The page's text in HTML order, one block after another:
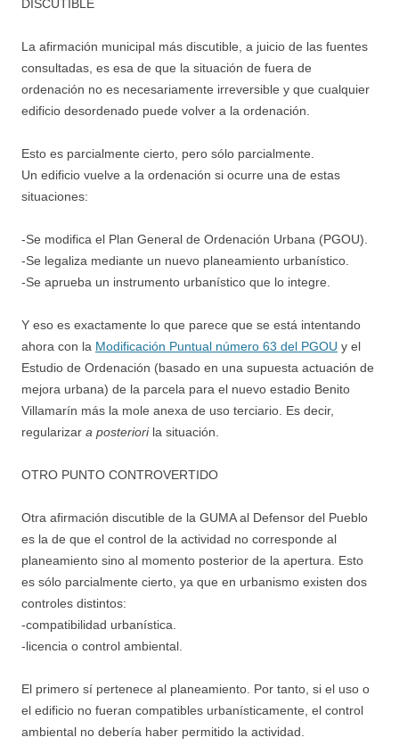
DISCUTIBLE
La afirmación municipal más discutible, a juicio de las fuentes
consultadas, es esa de que la situación de fuera de
ordenación no es necesariamente irreversible y que cualquier
edificio desordenado puede volver a la ordenación.
Esto es parcialmente cierto, pero sólo parcialmente.
Un edificio vuelve a la ordenación si ocurre una de estas
situaciones:
-Se modifica el Plan General de Ordenación Urbana (PGOU).
-Se legaliza mediante un nuevo planeamiento urbanístico.
-Se aprueba un instrumento urbanístico que lo integre.
Y eso es exactamente lo que parece que se está intentando
ahora con la Modificación Puntual número 63 del PGOU y el
Estudio de Ordenación (basado en una supuesta actuación de
mejora urbana) de la parcela para el nuevo estadio Benito
Villamarín más la mole anexa de uso terciario. Es decir,
regularizar a posteriori la situación.
OTRO PUNTO CONTROVERTIDO
Otra afirmación discutible de la GUMA al Defensor del Pueblo
es la de que el control de la actividad no corresponde al
planeamiento sino al momento posterior de la apertura. Esto
es sólo parcialmente cierto, ya que en urbanismo existen dos
controles distintos:
-compatibilidad urbanística.
-licencia o control ambiental.
El primero sí pertenece al planeamiento. Por tanto, si el uso o
el edificio no fueran compatibles urbanísticamente, el control
ambiental no debería haber permitido la actividad.